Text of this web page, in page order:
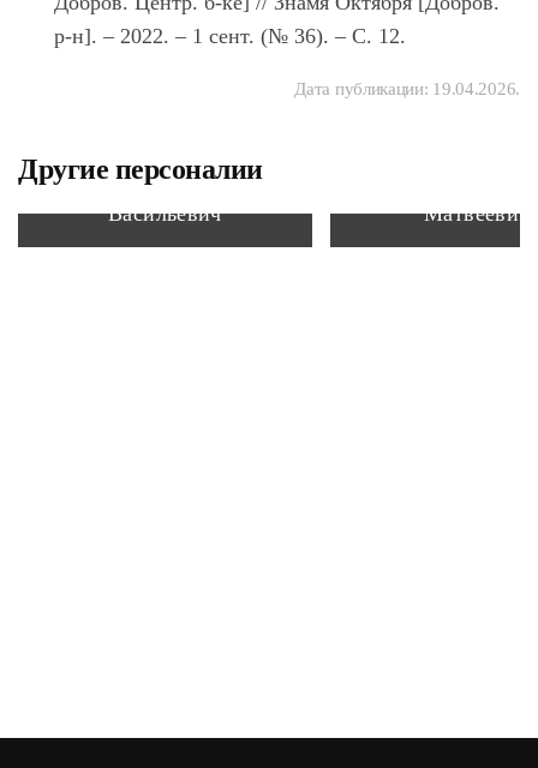
р-н]. – 2022. – 1 сент. (№ 36). – С. 12.
Дата публикации: 19.04.2026.
Другие персоналии
Арефьев Александр
Васильевич
Матвеевич